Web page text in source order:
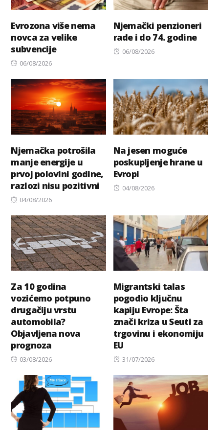
Evrozona više nema
novca za velike
subvencije
Posted
06/08/2026
Njemački penzioneri
rade i do 74. godine
Posted
06/08/2026
Njemačka potrošila
manje energije u
prvoj polovini godine,
razlozi nisu pozitivni
Posted
04/08/2026
Na jesen moguće
poskupljenje hrane u
Evropi
Posted
04/08/2026
Za 10 godina
vozićemo potpuno
drugačiju vrstu
automobila?
Objavljena nova
prognoza
Posted
03/08/2026
Migrantski talas
pogodio ključnu
kapiju Evrope: Šta
znači kriza u Seuti za
trgovinu i ekonomiju
EU
Posted
31/07/2026